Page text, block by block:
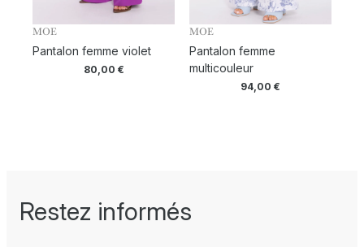
MOE
Pantalon femme violet
80,00 €
MOE
Pantalon femme
multicouleur
94,00 €
Restez informés